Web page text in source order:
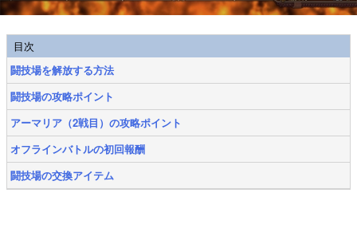
目次
闘技場を解放する方法
闘技場の攻略ポイント
アーマリア（2戦目）の攻略ポイント
オフラインバトルの初回報酬
闘技場の交換アイテム